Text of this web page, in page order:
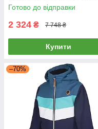
Готово до відправки
2 324 ₴ 7 748 ₴
Купити
–70%